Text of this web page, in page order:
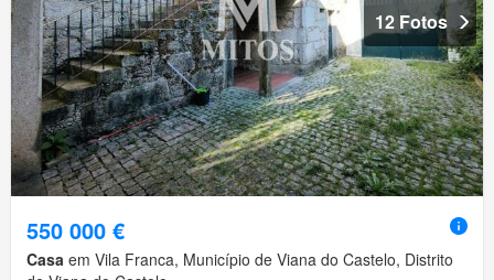
12 Fotos
550 000 €
Casa em Vila Franca, Município de Viana do Castelo, Distrito